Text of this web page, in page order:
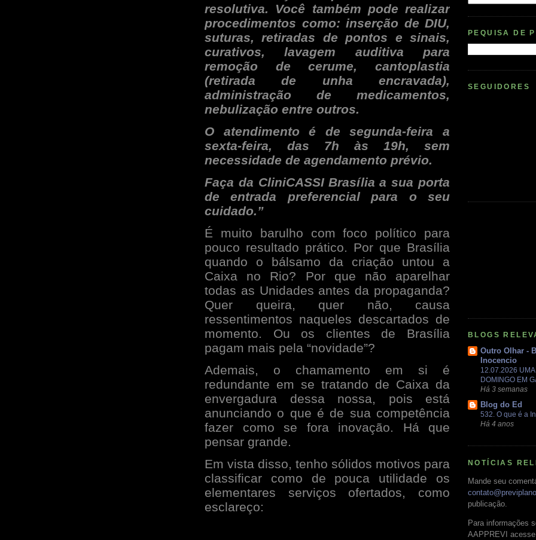
resolutiva. Você também pode realizar
procedimentos como: inserção de DIU,
suturas, retiradas de pontos e sinais,
curativos, lavagem auditiva para
remoção de cerume, cantoplastia
(retirada de unha encravada),
administração de medicamentos,
nebulização entre outros.
O atendimento é de segunda-feira a
sexta-feira, das 7h às 19h, sem
necessidade de agendamento prévio.
Faça da CliniCASSI Brasília a sua porta
de entrada preferencial para o seu
cuidado.”
É muito barulho com foco político para
pouco resultado prático. Por que Brasília
quando o bálsamo da criação untou a
Caixa no Rio? Por que não aparelhar
todas as Unidades antes da propaganda?
Quer queira, quer não, causa
ressentimentos naqueles descartados de
momento. Ou os clientes de Brasília
pagam mais pela “novidade”?
Ademais, o chamamento em si é
redundante em se tratando de Caixa da
envergadura dessa nossa, pois está
anunciando o que é de sua competência
fazer como se fora inovação. Há que
pensar grande.
Em vista disso, tenho sólidos motivos para
classificar como de pouca utilidade os
elementares serviços ofertados, como
esclareço:
PEQUISA DE
SEGUIDORES
BLOGS
Outro Olhar -
Inocencio
12.07.2026
DOMINGO EM
Há 3 semanas
Blog do Ed
532. O que é a
Há 4 anos
NOTÍCIAS
Mande seu
publicação.
Para informações
AAPPREVI